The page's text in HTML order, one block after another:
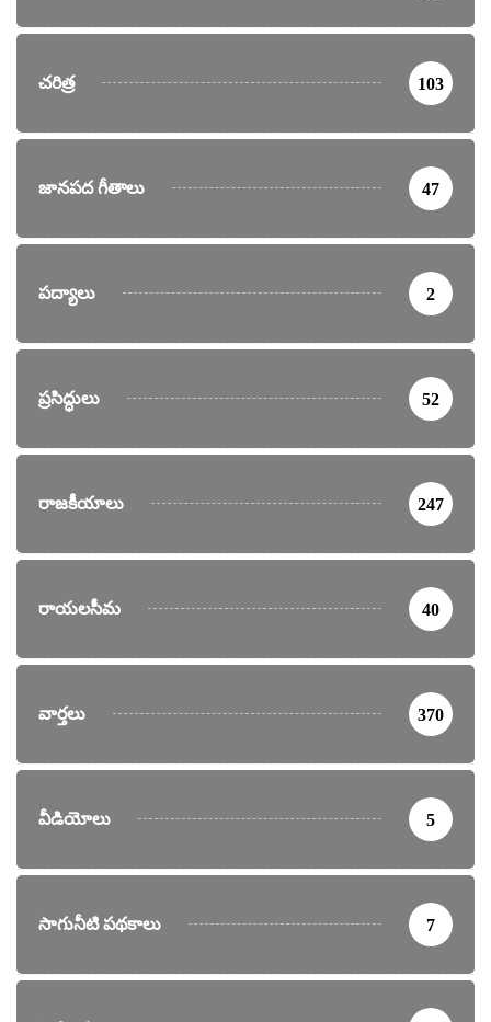
చరిత్ర 103
జానపద గీతాలు 47
పద్యాలు 2
ప్రసిద్ధులు 52
రాజకీయాలు 247
రాయలసీమ 40
వార్తలు 370
వీడియోలు 5
సాగునీటి పథకాలు 7